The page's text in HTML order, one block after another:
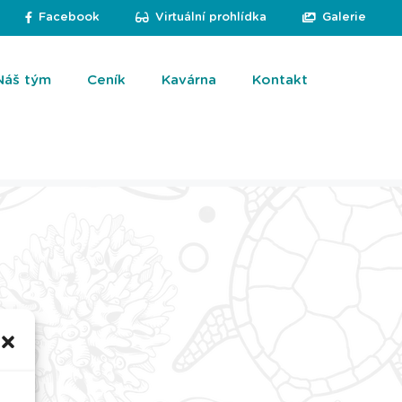
Facebook Virtuální prohlídka Galerie
tým Ceník Kavárna Kontakt